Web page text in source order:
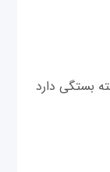
بستگی دارد